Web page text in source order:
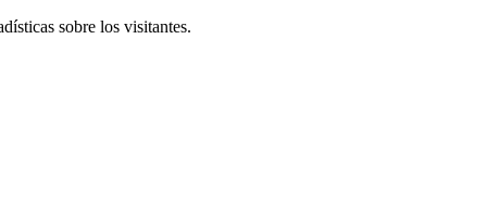
sobre los visitantes.